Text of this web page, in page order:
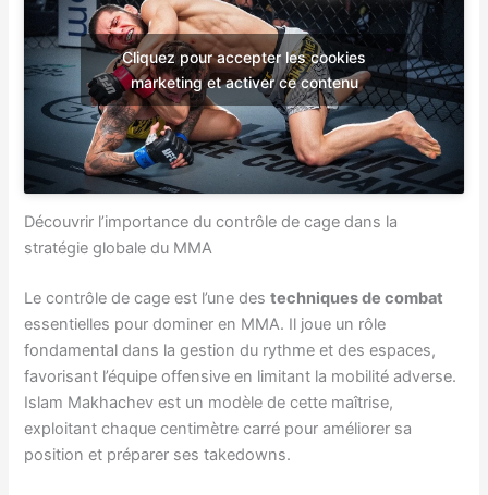
Cliquez pour accepter les cookies
marketing et activer ce contenu
Découvrir l’importance du contrôle de cage dans la
stratégie globale du MMA
Le contrôle de cage est l’une destechniques de combat
essentielles pour dominer en MMA. Il joue un rôle
fondamental dans la gestion du rythme et des espaces,
favorisant l’équipe offensive en limitant la mobilité adverse.
Islam Makhachev est un modèle de cette maîtrise,
exploitant chaque centimètre carré pour améliorer sa
position et préparer ses takedowns.